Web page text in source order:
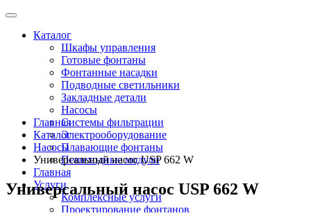
Каталог
Шкафы управления
Готовые фонтаны
Фонтанные насадки
Подводные светильники
Закладные детали
Насосы
Системы фильтрации
Электрооборудование
Плавающие фонтаны
Пешеходные модули
Главная
Услуги
Комплексные услуги
Проектирование фонтанов
Главная
Каталог
Насосы
Универсальный насос USP 662 W
Универсальный насос USP 662 W